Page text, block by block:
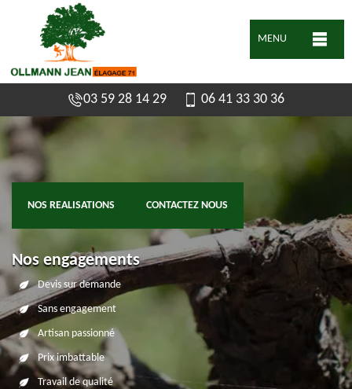
MENU
03 59 28 14 29 06 41 33 30 36
NOS REALISATIONS CONTACTEZ NOUS
Nos engagements
Devis sur demande
Sans engagement
Artisan passionné
Prix imbattable
Travail de qualité